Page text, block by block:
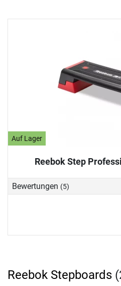
Auf Lager
Reebok Step
Bewertungen (5)
Reebok Stepboards